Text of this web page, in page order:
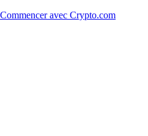
Commencer avec Crypto.com